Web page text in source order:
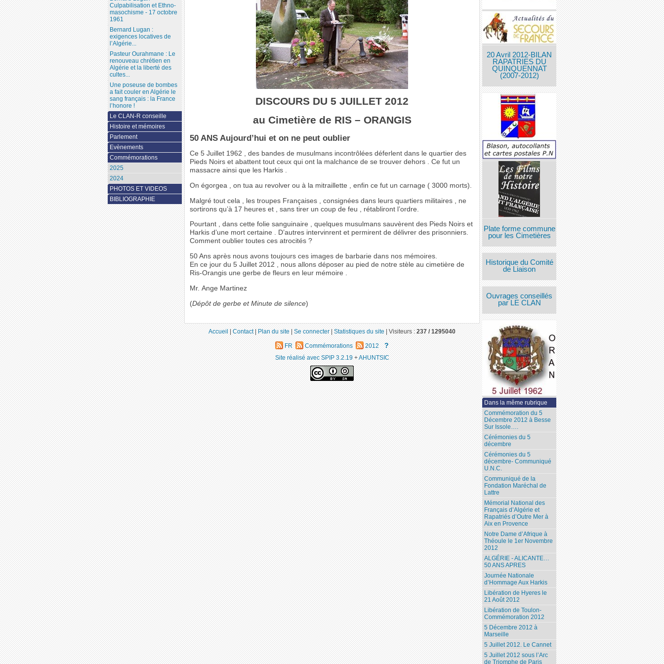
DISCOURS DU 5 JUILLET 2012
au Cimetière de RIS – ORANGIS
50 ANS Aujourd’hui et on ne peut oublier
Ce 5 Juillet 1962 , des bandes de musulmans incontrôlées déferlent dans le quartier des
Pieds Noirs et abattent tout ceux qui ont la malchance de se trouver dehors . Ce fut un
massacre ainsi que les Harkis .
On égorgea , on tua au revolver ou à la mitraillette , enfin ce fut un carnage ( 3000 morts).
Malgré tout cela , les troupes Françaises , consignées dans leurs quartiers militaires , ne
sortirons qu’à 17 heures et , sans tirer un coup de feu , rétabliront l’ordre.
Pourtant , dans cette folie sanguinaire , quelques musulmans sauvèrent des Pieds Noirs et
Harkis d’une mort certaine . D’autres intervinrent et permirent de délivrer des prisonniers.
Comment oublier toutes ces atrocités ?
50 Ans après nous avons toujours ces images de barbarie dans nos mémoires.
En ce jour du 5 Juillet 2012 , nous allons déposer au pied de notre stèle au cimetière de
Ris-Orangis une gerbe de fleurs en leur mémoire .
Mr. Ange Martinez
(Dépôt de gerbe et Minute de silence)
20 Avril 2012-BILAN
RAPATRIES DU
QUINQUENNAT
(2007-2012)
Plate forme commune
pour les Cimetières
Historique du Comité
de Liaison
Ouvrages conseillés
par LE CLAN
Dans la même rubrique
Commémoration du 5
Décembre 2012 à Besse
Sur Issole….
Cérémonies du 5
décembre
Cérémonies du 5
décembre- Communiqué
U.N.C.
Communiqué de la
Fondation Maréchal de
Lattre
Mémorial National des
Français d’Algérie et
Rapatriés d’Outre Mer à
Aix en Provence
Notre Dame d’Afrique à
Théoule le 1er Novembre
2012
ALGÉRIE - ALICANTE…
50 ANS APRES
Journée Nationale
d’Hommage Aux Harkis
Libération de Hyeres le
21 Août 2012
Libération de Toulon-
Commémoration 2012
5 Décembre 2012 à
Marseille
5 Juillet 2012. Le Cannet
5 Juillet 2012 sous l’Arc
de Triomphe de Paris
Culpabilisation et Ethno-
masochisme - 17 octobre
1961
Bernard Lugan :
exigences locatives de
l’Algérie...
Pasteur Ourahmane : Le
renouveau chrétien en
Algérie et la liberté des
cultes...
Une poseuse de bombes
a fait couler en Algérie le
sang français : la France
l’honore !
Le CLAN-R conseille
Histoire et mémoires
Parlement
Evènements
Commémorations
2025
2024
PHOTOS ET VIDEOS
BIBLIOGRAPHIE
Accueil|Contact|Plan du site|Se connecter|Statistiques du site|Visiteurs :237 / 1295040
FR Commémorations 2012 ?
Site réalisé avec SPIP 3.2.19+AHUNTSIC